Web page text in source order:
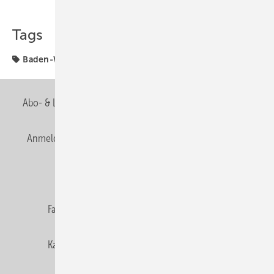
Tags
Baden-Württemberg
Abo- & Leserservice
Anmelden
Fachbeiträge
Karriere bei Gentner